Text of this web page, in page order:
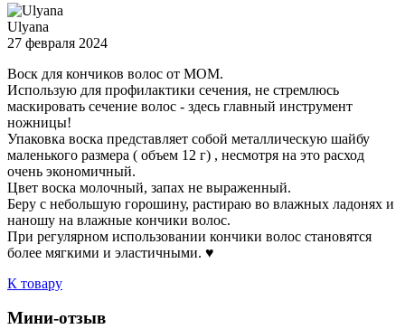
Ulyana
27 февраля 2024
Воск для кончиков волос от МОМ.
Использую для профилактики сечения, не стремлюсь
маскировать сечение волос - здесь главный инструмент
ножницы!
Упаковка воска представляет собой металлическую шайбу
маленького размера ( объем 12 г) , несмотря на это расход
очень экономичный.
Цвет воска молочный, запах не выраженный.
Беру с небольшую горошину, растираю во влажных ладонях и
наношу на влажные кончики волос.
При регулярном использовании кончики волос становятся
более мягкими и эластичными. ♥️
К товару
Мини-отзыв